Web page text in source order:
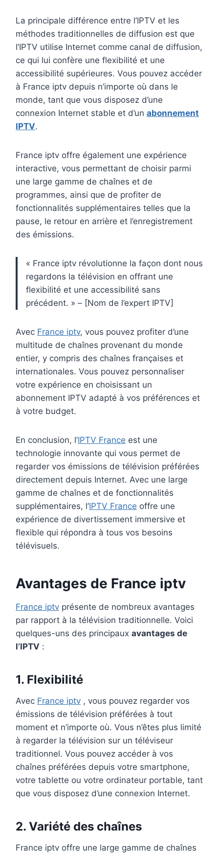
La principale différence entre l’IPTV et les
méthodes traditionnelles de diffusion est que
l’IPTV utilise Internet comme canal de diffusion,
ce qui lui confère une flexibilité et une
accessibilité supérieures. Vous pouvez accéder
à France iptv depuis n’importe où dans le
monde, tant que vous disposez d’une
connexion Internet stable et d’un abonnement
IPTV.
France iptv offre également une expérience
interactive, vous permettant de choisir parmi
une large gamme de chaînes et de
programmes, ainsi que de profiter de
fonctionnalités supplémentaires telles que la
pause, le retour en arrière et l’enregistrement
des émissions.
« France iptv révolutionne la façon dont nous
regardons la télévision en offrant une
flexibilité et une accessibilité sans
précédent. » – [Nom de l’expert IPTV]
Avec France iptv, vous pouvez profiter d’une
multitude de chaînes provenant du monde
entier, y compris des chaînes françaises et
internationales. Vous pouvez personnaliser
votre expérience en choisissant un
abonnement IPTV adapté à vos préférences et
à votre budget.
En conclusion, l’IPTV France est une
technologie innovante qui vous permet de
regarder vos émissions de télévision préférées
directement depuis Internet. Avec une large
gamme de chaînes et de fonctionnalités
supplémentaires, l’IPTV France offre une
expérience de divertissement immersive et
flexible qui répondra à tous vos besoins
télévisuels.
Avantages de France iptv
France iptv présente de nombreux avantages
par rapport à la télévision traditionnelle. Voici
quelques-uns des principaux avantages de
l’IPTV :
1. Flexibilité
Avec France iptv , vous pouvez regarder vos
émissions de télévision préférées à tout
moment et n’importe où. Vous n’êtes plus limité
à regarder la télévision sur un téléviseur
traditionnel. Vous pouvez accéder à vos
chaînes préférées depuis votre smartphone,
votre tablette ou votre ordinateur portable, tant
que vous disposez d’une connexion Internet.
2. Variété des chaînes
France iptv offre une large gamme de chaînes